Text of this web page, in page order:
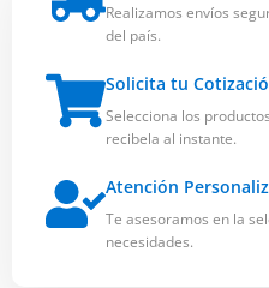
Realizamos envíos
del país.
Solicita tu
Selecciona los
recibela al instante.
Atención
Te asesoramos en la
necesidades.